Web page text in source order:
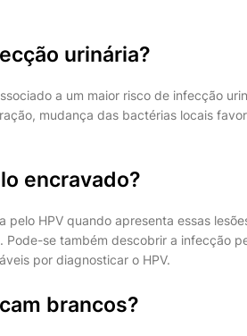
urinária?
a um maior risco de infecção
mudança das bactérias locais
encravado?
HPV quando apresenta essas
se também descobrir a infecção
por diagnosticar o HPV.
brancos?